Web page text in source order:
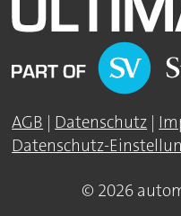
AGB | Datenschutz |
Datenschutz-
© 2026